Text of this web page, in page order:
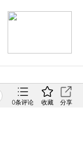
0条评论 收藏 分享